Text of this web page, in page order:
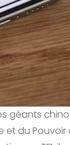
géants
et du